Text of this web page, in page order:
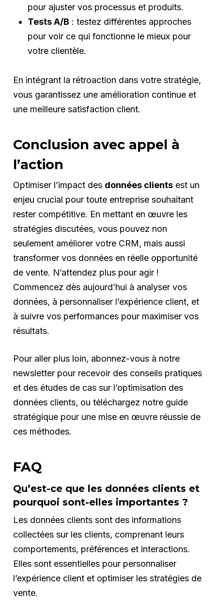
pour ajuster vos processus et produits.
Tests A/B : testez différentes approches
pour voir ce qui fonctionne le mieux pour
votre clientèle.
En intégrant la rétroaction dans votre stratégie,
vous garantissez une amélioration continue et
une meilleure satisfaction client.
Conclusion avec appel à
l’action
Optimiser l’impact des données clientsest un
enjeu crucial pour toute entreprise souhaitant
rester compétitive. En mettant en œuvre les
stratégies discutées, vous pouvez non
seulement améliorer votre CRM, mais aussi
transformer vos données en réelle opportunité
de vente. N’attendez plus pour agir !
Commencez dès aujourd’hui à analyser vos
données, à personnaliser l’expérience client, et
à suivre vos performances pour maximiser vos
résultats.
Pour aller plus loin, abonnez-vous à notre
newsletter pour recevoir des conseils pratiques
et des études de cas sur l’optimisation des
données clients, ou téléchargez notre guide
stratégique pour une mise en œuvre réussie de
ces méthodes.
FAQ
Qu’est-ce que les données clients et
pourquoi sont-elles importantes ?
Les données clients sont des informations
collectées sur les clients, comprenant leurs
comportements, préférences et interactions.
Elles sont essentielles pour personnaliser
l’expérience client et optimiser les stratégies de
vente.